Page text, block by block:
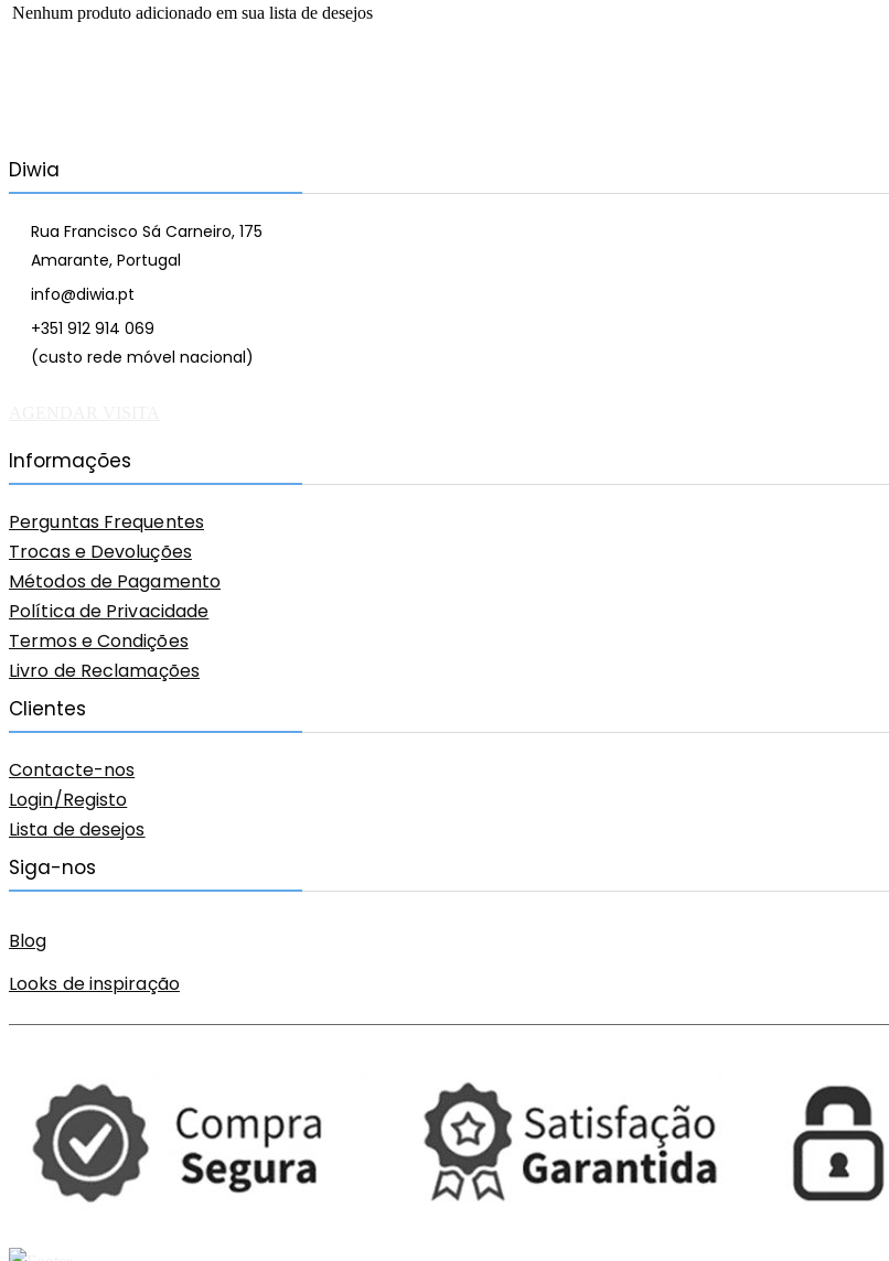
Nenhum produto adicionado em sua lista de desejos
Diwia
Rua Francisco Sá Carneiro, 175
Amarante, Portugal
info@diwia.pt
+351 912 914 069
(custo rede móvel nacional)
Informações
Perguntas Frequentes
Trocas e Devoluções
Métodos de Pagamento
Política de Privacidade
Termos e Condições
Livro de Reclamações
Clientes
Contacte-nos
Login/Registo
Lista de desejos
Siga-nos
Blog
Looks de inspiração